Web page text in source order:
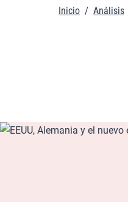
Inicio / Análisis